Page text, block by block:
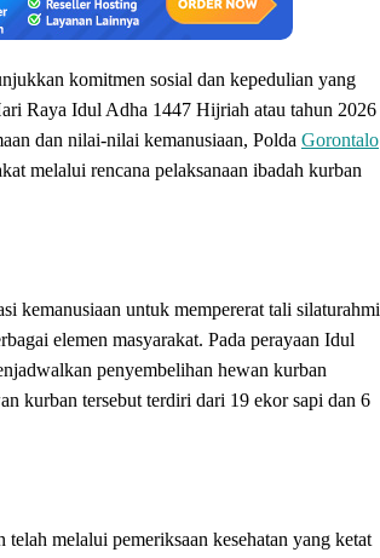
komitmen sosial dan kepedulian yang
Raya Idul Adha 1447 Hijriah atau tahun 2026
dan nilai-nilai kemanusiaan, Polda Gorontalo
melalui rencana pelaksanaan ibadah kurban
kemanusiaan untuk mempererat tali silaturahmi
elemen masyarakat. Pada perayaan Idul
penyembelihan hewan kurban
kurban tersebut terdiri dari 19 ekor sapi dan 6
melalui pemeriksaan kesehatan yang ketat